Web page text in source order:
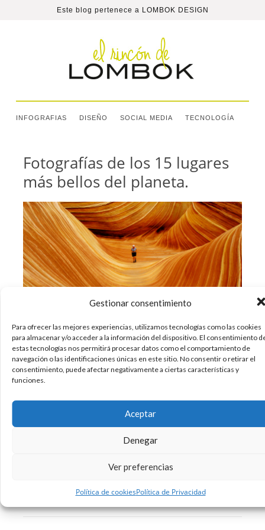
Gestionar consentimiento
Para ofrecer las mejores experiencias, utilizamos tecnologías como las cookies
para almacenar y/o acceder a la información del dispositivo. El consentimiento
estas tecnologías nos permitirá procesar datos como el comportamiento de
navegación o las identificaciones únicas en este sitio. No consentir o retirar el
consentimiento, puede afectar negativamente a ciertas características y
funciones.
Aceptar
Denegar
Ver preferencias
Política de cookiesPolítica de Privacidad
Este blog pertenece a LOMBOK DESIGN
INFOGRAFIAS DISEÑO SOCIAL MEDIA TECNOLOGÍA
Fotografías de los 15 lugares
más bellos del planeta.
Después del post sobre las 12 aldeas más
bonitas del mundo, hoy os traemos una
colección fotográfica que recopila imágenes de
los lugares más bellos del planeta. El planeta
completamente diferentes entre ellos, desde
desiertos de arena hasta páramos helados
Fotografia,REPETIR POST
Leer más